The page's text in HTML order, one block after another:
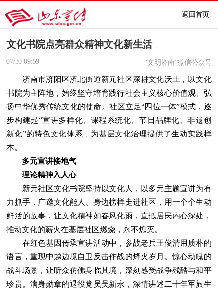
返回首页
文化书院点亮群众精神文化新生活
07/30 09:59 “文明济南”微信公众号
济南市济阳区济北街道新元社区深耕文化沃土，以文化
书院为主阵地，始终坚守培育践行社会主义核心价值观、弘
扬中华优秀传统文化的使命。社区立足“四位一体”模式，逐
步构建起“宣讲多样化、课程系统化、节日品牌化、非遗创
新化”的特色文化体系，为基层文化治理提供了生动实践样
本。
多元宣讲接地气
理论精神入人心
新元社区文化书院坚持以文化人，以多元主题宣讲为有
力抓手，广邀文化能人、身边榜样走进社区，用一个个生动
鲜活的故事，让文化精神如春风化雨，直抵居民内心深处，
推动文化的薪火在基层社区燃烧，永不熄灭。
在红色基因传承宣讲活动中，参战老兵王俊清用质朴的
语言，重现中越边境自卫反击作战的烽火岁月。惊心动魄的
战斗场景，让听众仿佛身临其境，深刻感受战争残酷与和平
珍贵。满身勋章的退役党员吴新永，深情讲述二十年军旅生